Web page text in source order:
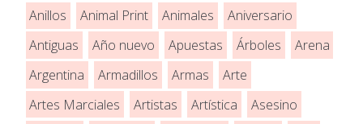
Anillos
Animal Print Animales
Aniversario
Antiguas
Año nuevo Apuestas Árboles
Arena
Argentina
Armadillos Armas
Arte
Artes Marciales
Artistas Artística
Asesino